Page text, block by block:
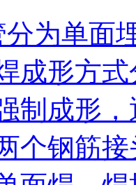
为单面
成形方
制成形
个钢筋